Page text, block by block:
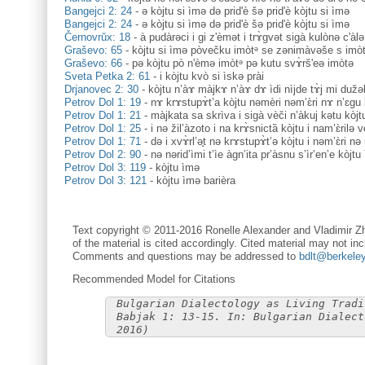
Bangejci 2: 24 - ə kòjtu si ìmə də prid'è šə prid'è kòjtu si ìmə
Bangejci 2: 24 - ə kòjtu si ìmə də prid'è šə prid'è kòjtu si ìmə
Černovrŭx: 18 - à pudàrəci i gi z'èmət i trɤ̀gvət sigà kulònə
Graševo: 65 - kòjtu si ìmə pòvečku imòtᵊ se zənimàvəše s imòt
Graševo: 66 - pə kòjtu pò n'èmə imòtᵊ pə kutu svɤ̀rš'eə imòtə
Sveta Petka 2: 61 - i kòjtu kvò si ìskә prài
Drjanovec 2: 30 - kòjtu n’àɤ màjkɤ n’àɤ dɤ ìdi nìjde tɤ̀j mi
Petrov Dol 1: 19 - nɤ krɤstupɤ̀t’a kòjtu nəmèri nəm’ɛ̀ri nɤ n’ɛgu
Petrov Dol 1: 21 - màjkata sa skrìva i sigà vèči n’àkuj kətu
Petrov Dol 1: 25 - i nə žil’àzoto i na krɤ̀snictȁ kòjtu i nam’ɛ̀rilə
Petrov Dol 1: 71 - də i xvɤ̀rl’ә̟t nə krɤstupɤ̀t’ə kòjtu i nəm’ɛ̀ri nə
Petrov Dol 2: 90 - nə nərid’ìmi t’ìe àgn’ita pr’àsnu s’ìr’en’e
Petrov Dol 3: 119 - kòjtu ìmə
Petrov Dol 3: 121 - kòjtu ìmə barièra
Text copyright © 2011-2016 Ronelle Alexander and Vladimir
of the material is cited accordingly. Cited material may not
Comments and questions may be addressed to
Recommended Model for Citations
Bulgarian Dialectology as Living
Babjak 1: 13-15. In: Bulgarian
2016)